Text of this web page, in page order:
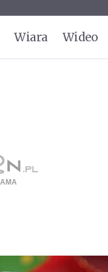
Wiara Wideo